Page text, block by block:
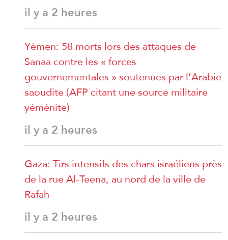
il y a 2 heures
Yémen: 58 morts lors des attaques de
Sanaa contre les « forces
gouvernementales » soutenues par l’Arabie
saoudite (AFP citant une source militaire
yéménite)
il y a 2 heures
Gaza: Tirs intensifs des chars israéliens près
de la rue Al-Teena, au nord de la ville de
Rafah
il y a 2 heures